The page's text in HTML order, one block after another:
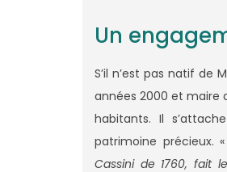
Un
S’il n’est pas natif de
années 2000 et maire
habitants. Il
patrimoine précieux. «
Cassini de 1760, fait